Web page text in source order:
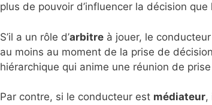
plus de pouvoir d’influencer la décision
S’il a un rôle d’arbitre à jouer, le
au moins au moment de la prise de
hiérarchique qui anime une réunion de
Par contre, si le conducteur est médiateur,